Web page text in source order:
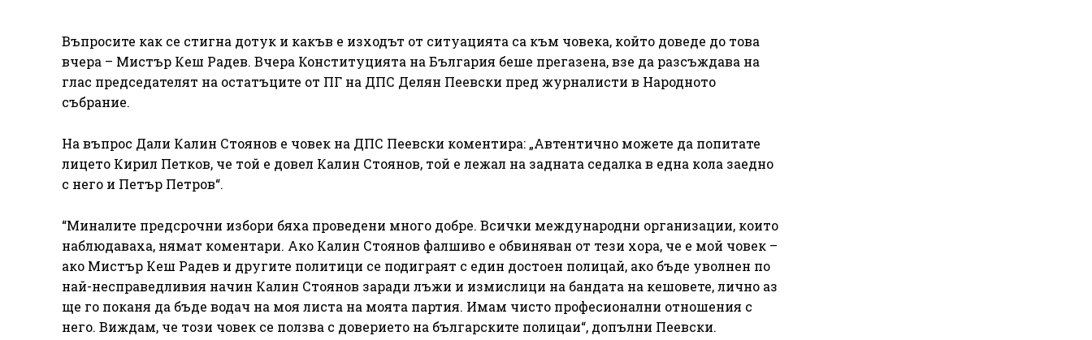
Въпросите как се стигна дотук и какъв е изходът от ситуацията са към човека, който доведе до това
вчера – Мистър Кеш Радев. Вчера Конституцията на България беше прегазена, взе да разсъждава на
глас председателят на остатъците от ПГ на ДПС Делян Пеевски пред журналисти в Народното
събрание.
На въпрос Дали Калин Стоянов е човек на ДПС Пеевски коментира: „Автентично можете да попитате
лицето Кирил Петков, че той е довел Калин Стоянов, той е лежал на задната седалка в една кола заедно
с него и Петър Петров“.
“Миналите предсрочни избори бяха проведени много добре. Всички международни организации, които
наблюдаваха, нямат коментари. Ако Калин Стоянов фалшиво е обвиняван от тези хора, че е мой човек –
ако Мистър Кеш Радев и другите политици се подиграят с един достоен полицай, ако бъде уволнен по
най-несправедливия начин Калин Стоянов заради лъжи и измислици на бандата на кешовете, лично аз
ще го поканя да бъде водач на моя листа на моята партия. Имам чисто професионални отношения с
него. Виждам, че този човек се ползва с доверието на българските полицаи“, допълни Пеевски.